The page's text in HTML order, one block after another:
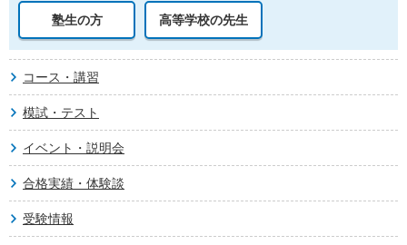
塾生の方 高等学校の先生
コース・講習
模試・テスト
イベント・説明会
合格実績・体験談
受験情報